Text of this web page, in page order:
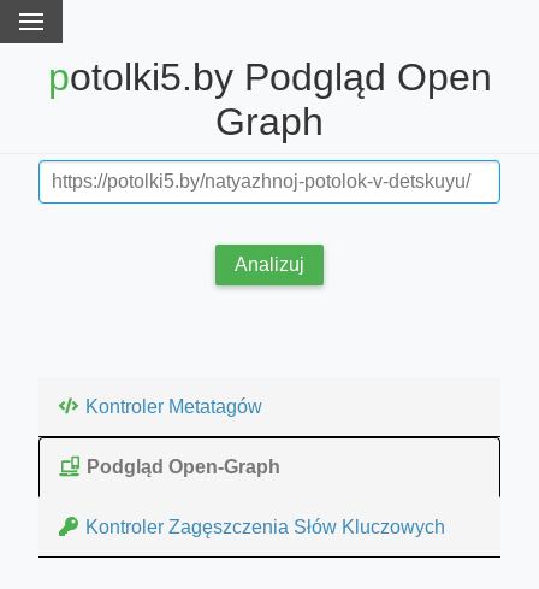
potolki5.by Podgląd Open
Graph
Analizuj
Kontroler Metatagów
Podgląd Open-Graph
Kontroler Zagęszczenia Słów Kluczowych